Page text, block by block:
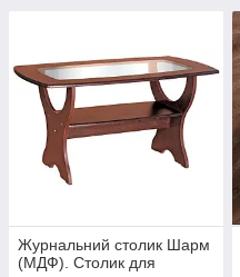
Журнальний столик Шарм
(МДФ). Столик для